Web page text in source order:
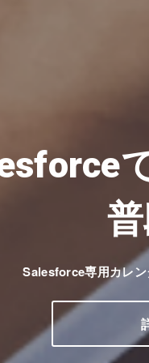
Salesforce専用カレン